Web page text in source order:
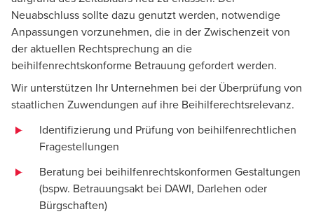
Neuabschluss sollte dazu genutzt werden, notwendige
Anpassungen vorzunehmen, die in der Zwischenzeit von
der aktuellen Rechtsprechung an die
beihilfenrechtskonforme Betrauung gefordert werden.
Wir unterstützen Ihr Unternehmen bei der Überprüfung von
staatlichen Zuwendungen auf ihre Beihilferechtsrelevanz.
Identifizierung und Prüfung von beihilfenrechtlichen
Fragestellungen
Beratung bei beihilfenrechtskonformen Gestaltungen
(bspw. Betrauungsakt bei DAWI, Darlehen oder
Bürgschaften)